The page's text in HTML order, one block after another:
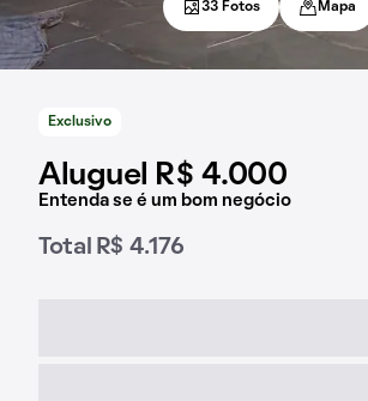
Exclusivo
Aluguel R$ 4.000
Entenda se é um bom negócio
Total R$ 4.176
33 Fotos Mapa